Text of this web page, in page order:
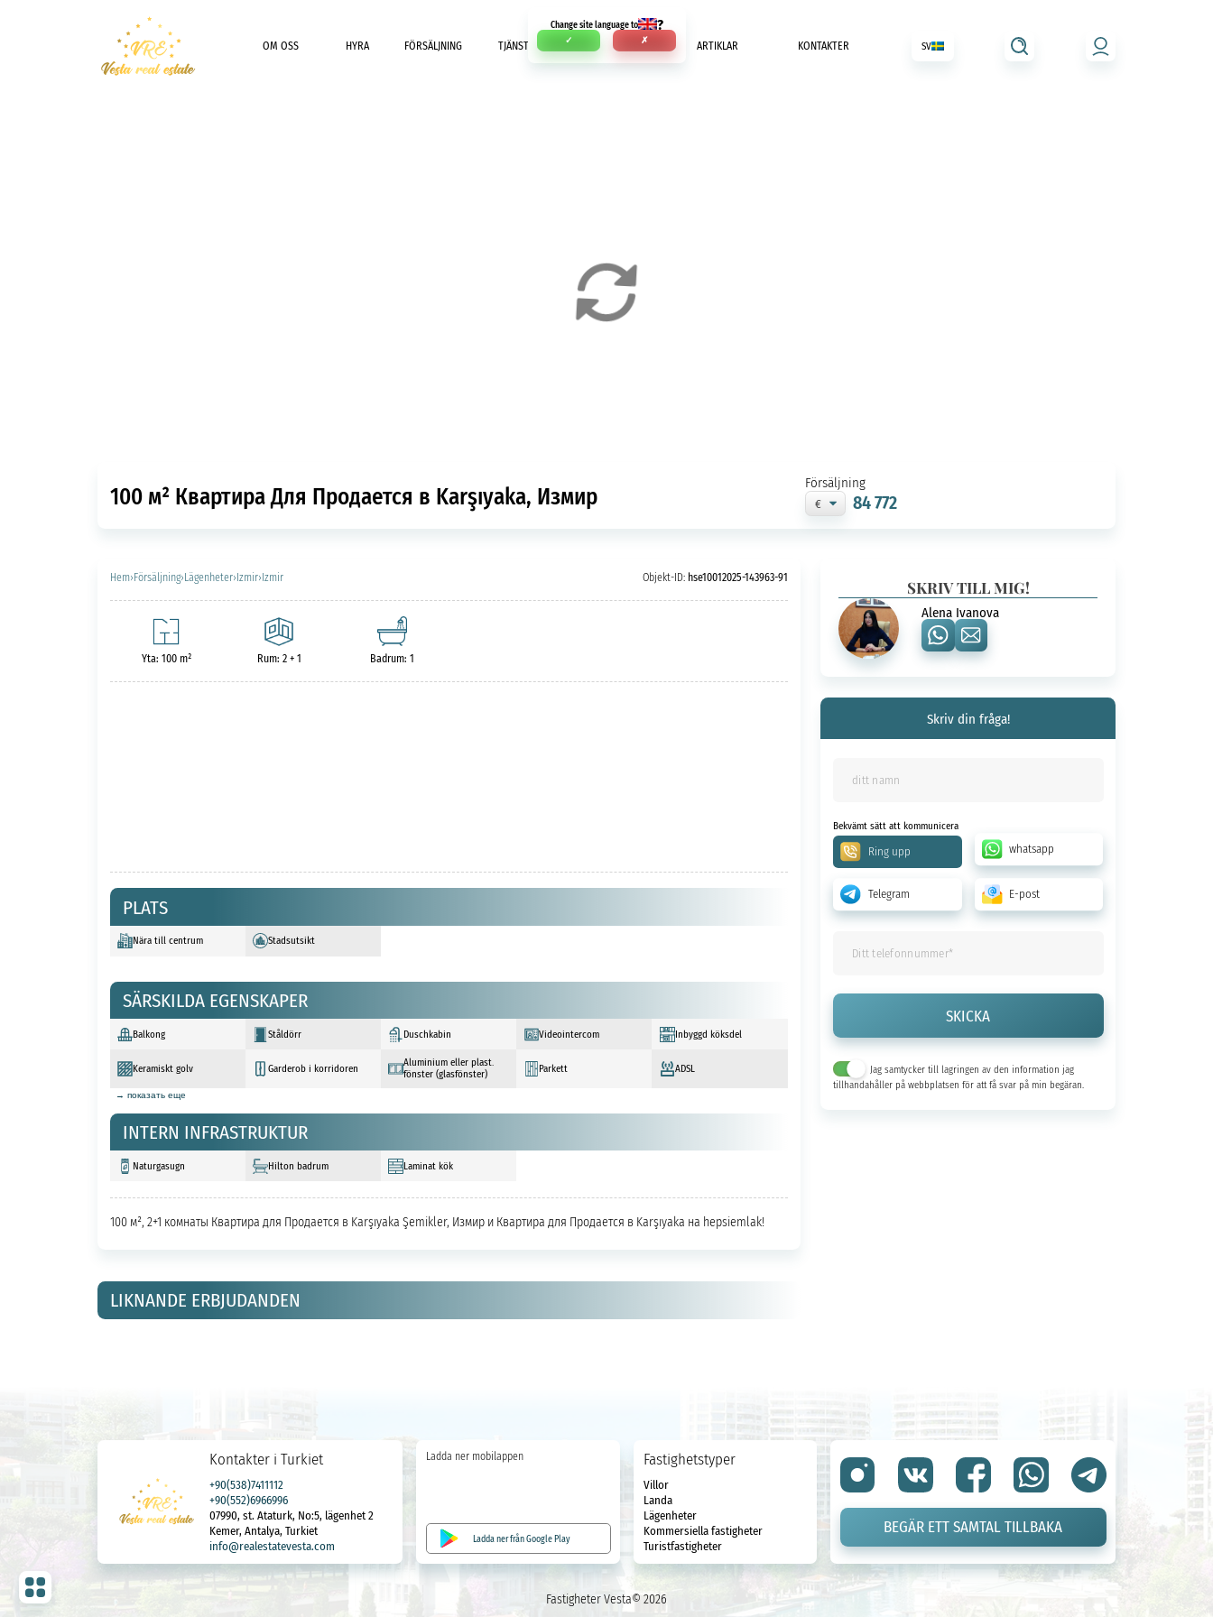
Change site language to ?
✓ ✗
OM OSS HYRA FÖRSÄLJNING TJÄNSTER BETALNING ARTIKLAR KONTAKTER SV
100 м² Квартира Для Продается в Karşıyaka, Измир Försäljning
84 772
Hem›Försäljning›Lägenheter›Izmir›Izmir Objekt-ID: hse10012025-143963-91
Yta: 100 m² Rum: 2 + 1 Badrum: 1
PLATS
Nära till centrum Stadsutsikt
SÄRSKILDA EGENSKAPER
Balkong Ståldörr Duschkabin Videointercom Inbyggd köksdel
Keramiskt golv Garderob i korridoren
Aluminium eller plast.
fönster (glasfönster)
Parkett ADSL
→ показать еще
INTERN INFRASTRUKTUR
Naturgasugn Hilton badrum Laminat kök
100 м², 2+1 комнаты Квартира для Продается в Karşıyaka Şemikler, Измир и Квартира для Продается в Karşıyaka на hepsiemlak!
LIKNANDE ERBJUDANDEN
SKRIV TILL MIG!
Alena Ivanova
Skriv din fråga!
Bekvämt sätt att kommunicera
Ring upp whatsapp
Telegram E-post
Jag samtycker till lagringen av den information jag
tillhandahåller på webbplatsen för att få svar på min begäran.
Kontakter i Turkiet
+90(538)7411112
+90(552)6966996
07990, st. Ataturk, No:5, lägenhet 2
Kemer, Antalya, Turkiet
info@realestatevesta.com
Ladda ner mobilappen
Ladda ner från Google Play
Fastighetstyper
Villor
Landa
Lägenheter
Kommersiella fastigheter
Turistfastigheter
BEGÄR ETT SAMTAL TILLBAKA
Fastigheter Vesta© 2026